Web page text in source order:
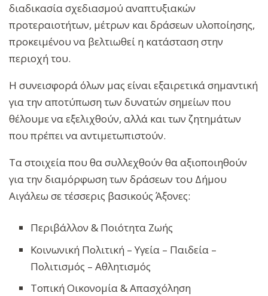
διαδικασία σχεδιασμού αναπτυξιακών
προτεραιοτήτων, μέτρων και δράσεων υλοποίησης,
προκειμένου να βελτιωθεί η κατάσταση στην
περιοχή του.
Η συνεισφορά όλων μας είναι εξαιρετικά σημαντική
για την αποτύπωση των δυνατών σημείων που
θέλουμε να εξελιχθούν, αλλά και των ζητημάτων
που πρέπει να αντιμετωπιστούν.
Τα στοιχεία που θα συλλεχθούν θα αξιοποιηθούν
για την διαμόρφωση των δράσεων του Δήμου
Αιγάλεω σε τέσσερις βασικούς Άξονες:
Περιβάλλον & Ποιότητα Ζωής
Κοινωνική Πολιτική – Υγεία – Παιδεία –
Πολιτισμός – Αθλητισμός
Τοπική Οικονομία & Απασχόληση